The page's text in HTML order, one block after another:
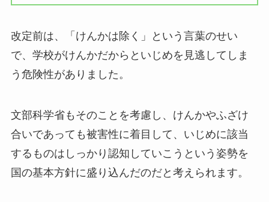
改定前は、「けんかは除く」という言葉のせい
で、学校がけんかだからといじめを見逃してしま
う危険性がありました。
文部科学省もそのことを考慮し、けんかやふざけ
合いであっても被害性に着目して、いじめに該当
するものはしっかり認知していこうという姿勢を
国の基本方針に盛り込んだのだと考えられます。